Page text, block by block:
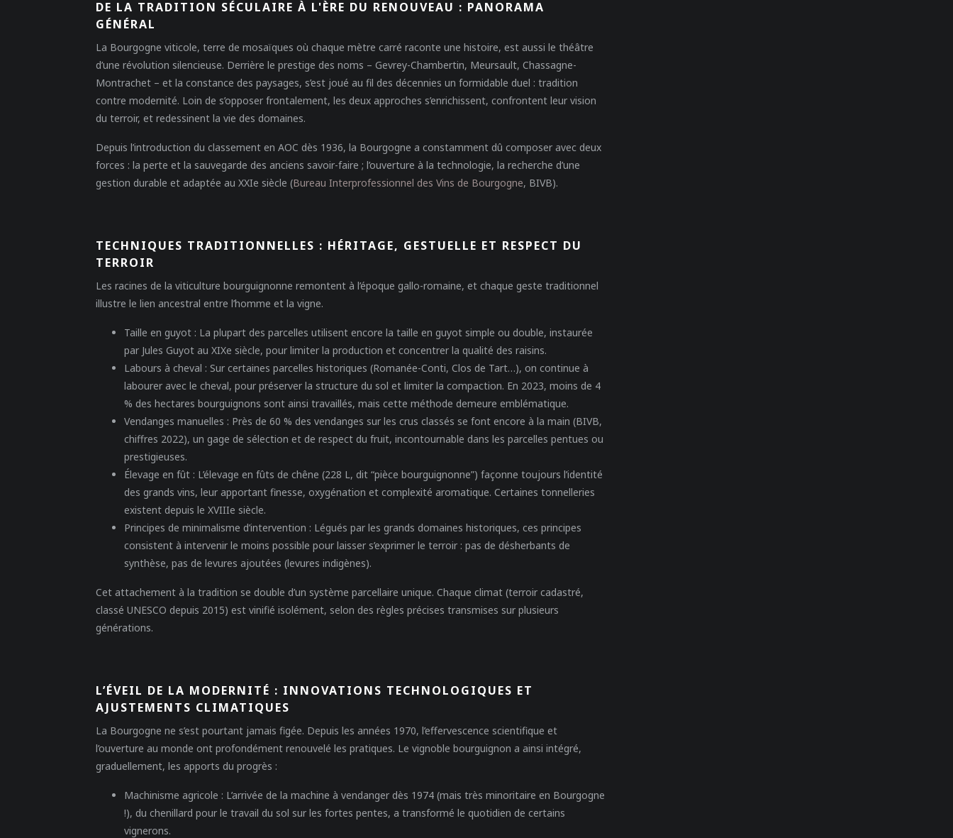
DE LA TRADITION SÉCULAIRE À L'ÈRE DU RENOUVEAU : PANORAMA
GÉNÉRAL
La Bourgogne viticole, terre de mosaïques où chaque mètre carré raconte une histoire, est aussi le théâtre
d’une révolution silencieuse. Derrière le prestige des noms – Gevrey-Chambertin, Meursault, Chassagne-
Montrachet – et la constance des paysages, s’est joué au fil des décennies un formidable duel : tradition
contre modernité. Loin de s’opposer frontalement, les deux approches s’enrichissent, confrontent leur vision
du terroir, et redessinent la vie des domaines.
Depuis l’introduction du classement en AOC dès 1936, la Bourgogne a constamment dû composer avec deux
forces : la perte et la sauvegarde des anciens savoir-faire ; l’ouverture à la technologie, la recherche d’une
gestion durable et adaptée au XXIe siècle (Bureau Interprofessionnel des Vins de Bourgogne, BIVB).
TECHNIQUES TRADITIONNELLES : HÉRITAGE, GESTUELLE ET RESPECT DU
TERROIR
Les racines de la viticulture bourguignonne remontent à l’époque gallo-romaine, et chaque geste traditionnel
illustre le lien ancestral entre l’homme et la vigne.
Taille en guyot : La plupart des parcelles utilisent encore la taille en guyot simple ou double, instaurée
par Jules Guyot au XIXe siècle, pour limiter la production et concentrer la qualité des raisins.
Labours à cheval : Sur certaines parcelles historiques (Romanée-Conti, Clos de Tart…), on continue à
labourer avec le cheval, pour préserver la structure du sol et limiter la compaction. En 2023, moins de 4
% des hectares bourguignons sont ainsi travaillés, mais cette méthode demeure emblématique.
Vendanges manuelles : Près de 60 % des vendanges sur les crus classés se font encore à la main (BIVB,
chiffres 2022), un gage de sélection et de respect du fruit, incontournable dans les parcelles pentues ou
prestigieuses.
Élevage en fût : L’élevage en fûts de chêne (228 L, dit “pièce bourguignonne”) façonne toujours l’identité
des grands vins, leur apportant finesse, oxygénation et complexité aromatique. Certaines tonnelleries
existent depuis le XVIIIe siècle.
Principes de minimalisme d’intervention : Légués par les grands domaines historiques, ces principes
consistent à intervenir le moins possible pour laisser s’exprimer le terroir : pas de désherbants de
synthèse, pas de levures ajoutées (levures indigènes).
Cet attachement à la tradition se double d’un système parcellaire unique. Chaque climat (terroir cadastré,
classé UNESCO depuis 2015) est vinifié isolément, selon des règles précises transmises sur plusieurs
générations.
L’ÉVEIL DE LA MODERNITÉ : INNOVATIONS TECHNOLOGIQUES ET
AJUSTEMENTS CLIMATIQUES
La Bourgogne ne s’est pourtant jamais figée. Depuis les années 1970, l’effervescence scientifique et
l’ouverture au monde ont profondément renouvelé les pratiques. Le vignoble bourguignon a ainsi intégré,
graduellement, les apports du progrès :
Machinisme agricole : L’arrivée de la machine à vendanger dès 1974 (mais très minoritaire en Bourgogne
!), du chenillard pour le travail du sol sur les fortes pentes, a transformé le quotidien de certains
vignerons.